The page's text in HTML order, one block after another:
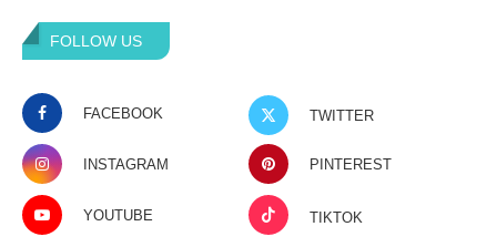
FOLLOW US
FACEBOOK TWITTER
INSTAGRAM PINTEREST
YOUTUBE TIKTOK